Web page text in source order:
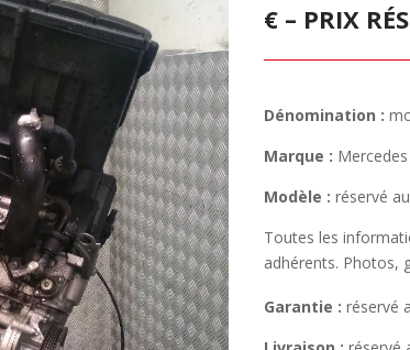
€ – PRIX
Dénomination :
Marque : Mercedes
Modèle : réservé
Toutes les
adhérents. Photos,
Garantie : réservé